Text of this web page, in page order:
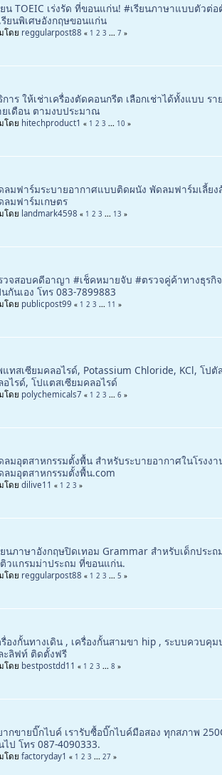
ยน TOEIC เร่งรัด ที่ขอนแก่น! #เรียนภาษาแบบตัวต่อ
รียนพิเศษอังกฤษขอนแก่น
โดย reggularpost88 « 1 2 3 ...7 »
การ ให้เช่าเครื่องตัดคอนกรีต เลือกเช่าได้ทั้งแบบ รา
ยเดือน ตามงบประมาณ
โดย hitechproduct1 « 1 2 3 ... 10 »
ลมฟาร์มระบายอากาศแบบติดผนัง พัดลมฟาร์มเลี้ยง
ลมฟาร์มเกษตร
โดย landmark4598 « 1 2 3 ... 13 »
วจสอบคดีอาญา #เช็คหมายจับ #ตรวจคู่ค้าทางธุรกิ
นกันเอง โทร 083-7899883
โดย publicpost99 « 1 2 3 ... 11 »
แทสเซียมคลอไรด์, Potassium Chloride, KCl, โปตั
อไรด์, โปแตสเซียมคลอไรด์
โดย polychemicals7 « 1 2 3 ...6 »
ลมอุตสาหกรรมตั้งพื้น สำหรับระบายอากาศในโรงง
ลมอุตสาหกรรมตั้งพื้น.com
มโดยdilive11 « 1 2 3 »
ยนภาษาอังกฤษปิดเทอม Grammar สำหรับเด็กประถ
วแกรมม่าประถม ที่ขอนแก่น.
โดย reggularpost88 « 1 2 3 ...5 »
รื่องกั้นทางเดิน , เครื่องกั้นสามขา hip , ระบบควบคุม
ะลิฟท์ ติดตั้งฟรี
โดย bestpostdd11 « 1 2 3 ...8 »
ากขายบิ๊กไบค์ เรารับซื้อบิ๊กไบค์มือสอง ทุกสภาพ
ไป โทร 087-4090333.
มโดยfactoryday1 « 1 2 3 ...27 »